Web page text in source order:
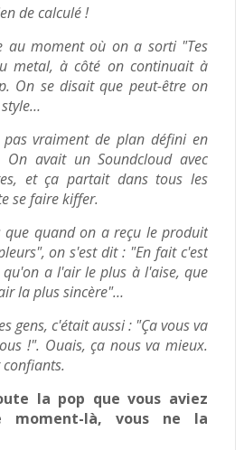
de calculé !
au moment où on a sorti "Tes
metal, à côté on continuait à
On se disait que peut-être on
vraiment de plan défini en
avait un Soundcloud avec
et ça partait dans tous les
se faire kiffer.
que quand on a reçu le produit
on s'est dit : "En fait c'est
a l'air le plus à l'aise, que
la plus sincère"…
gens, c'était aussi : "Ça vous va
!". Ouais, ça nous va mieux.
la pop que vous aviez
moment-là, vous ne la